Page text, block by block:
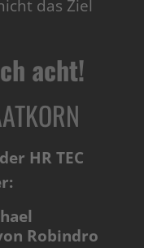
das Ziel
acht!
HR TEC
Robindro